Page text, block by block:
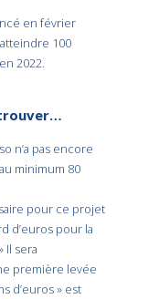
en février
100
2022.
n’a pas encore
minimum 80
pour ce projet
d’euros pour la
Il sera
première levée
d’euros » est